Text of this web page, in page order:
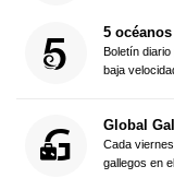
5 océanos
Boletín
baja
Global
Cada
gallegos en